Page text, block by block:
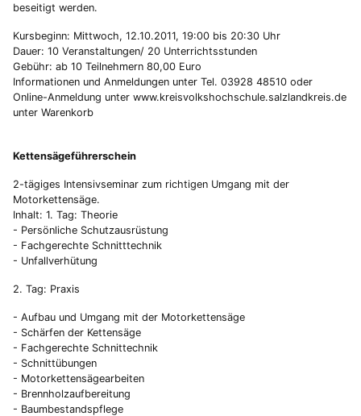
beseitigt werden.
Kursbeginn: Mittwoch, 12.10.2011, 19:00 bis 20:30 Uhr
Dauer: 10 Veranstaltungen/ 20 Unterrichtsstunden
Gebühr: ab 10 Teilnehmern 80,00 Euro
Informationen und Anmeldungen unter Tel. 03928 48510 oder
Online-Anmeldung unter www.kreisvolkshochschule.salzlandkreis.de
unter Warenkorb
Kettensägeführerschein
2-tägiges Intensivseminar zum richtigen Umgang mit der
Motorkettensäge.
Inhalt: 1. Tag: Theorie
- Persönliche Schutzausrüstung
- Fachgerechte Schnitttechnik
- Unfallverhütung
2. Tag: Praxis
- Aufbau und Umgang mit der Motorkettensäge
- Schärfen der Kettensäge
- Fachgerechte Schnittechnik
- Schnittübungen
- Motorkettensägearbeiten
- Brennholzaufbereitung
- Baumbestandspflege